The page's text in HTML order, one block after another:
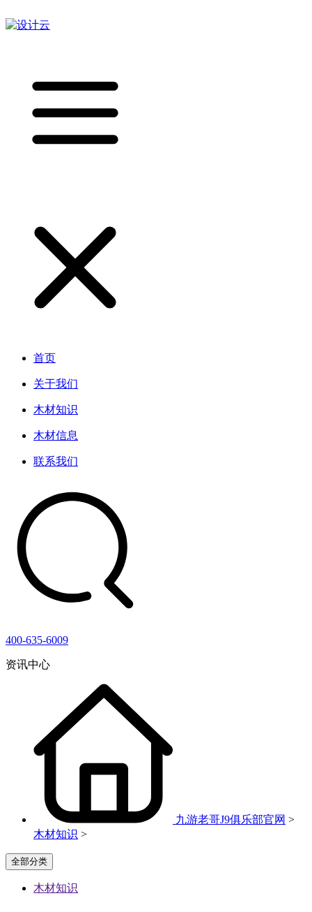
首页
关于我们
木材知识
木材信息
联系我们
400-635-6009
资讯中心
九游老哥J9俱乐部官网 >
木材知识 >
全部分类
木材知识